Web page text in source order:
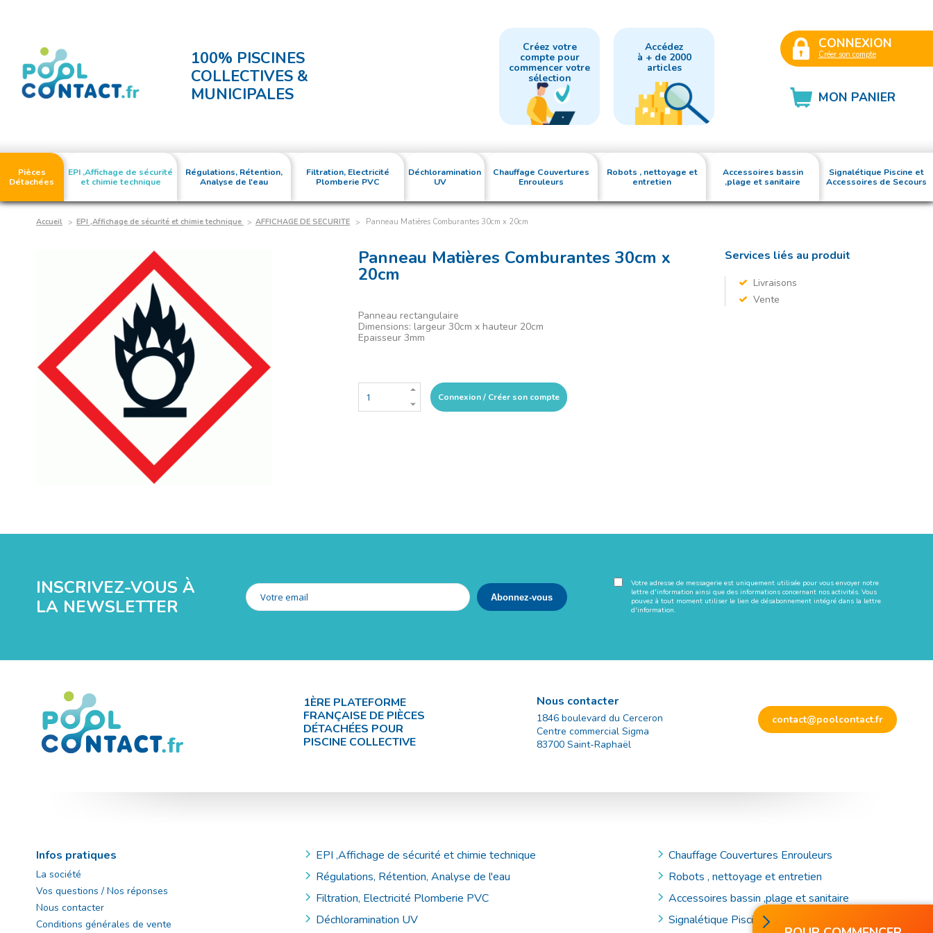
100% PISCINES
COLLECTIVES &
MUNICIPALES
Créez votre
compte pour
commencer votre
sélection
Accédez
à + de 2000
articles
CONNEXION
Créer son compte
MON PANIER
Pièces
Détachées
EPI ,Affichage de sécurité
et chimie technique
Régulations, Rétention,
Analyse de l'eau
Filtration, Electricité
Plomberie PVC
Déchloramination
UV
Chauffage Couvertures
Enrouleurs
Robots , nettoyage et
entretien
Accessoires bassin
,plage et sanitaire
Signalétique Piscine et
Accessoires de Secours
Accueil EPI ,Affichage de sécurité et chimie technique AFFICHAGE DE SECURITE Panneau Matières Comburantes 30cm x 20cm
Panneau Matières Comburantes 30cm x
20cm
Panneau rectangulaire
Dimensions: largeur 30cm x hauteur 20cm
Epaisseur 3mm
Connexion / Créer son compte
Services liés au produit
Livraisons
Vente
INSCRIVEZ-VOUS À
LA NEWSLETTER
Votre adresse de messagerie est uniquement utilisée pour vous envoyer notre
lettre d'information ainsi que des informations concernant nos activités. Vous
pouvez à tout moment utiliser le lien de désabonnement intégré dans la lettre
d'information.
1ÈRE PLATEFORME
FRANÇAISE DE PIÈCES
DÉTACHÉES POUR
PISCINE COLLECTIVE
Nous contacter
1846 boulevard du Cerceron
Centre commercial Sigma
83700 Saint-Raphaël
contact@poolcontact.fr
Infos pratiques
La société
Vos questions / Nos réponses
Nous contacter
Conditions générales de vente
EPI ,Affichage de sécurité et chimie technique
Régulations, Rétention, Analyse de l'eau
Filtration, Electricité Plomberie PVC
Déchloramination UV
Chauffage Couvertures Enrouleurs
Robots , nettoyage et entretien
Accessoires bassin ,plage et sanitaire
Signalétique Piscine et Accessoires de Secours